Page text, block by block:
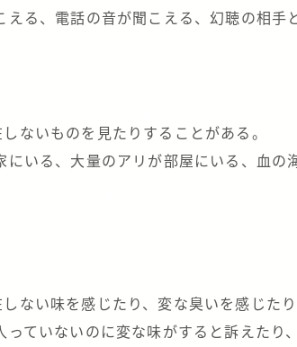
える、電話の音が聞こえる、幻聴の相手
ないものを見たりすることがある。
にいる、大量のアリが部屋にいる、血の
ない味を感じたり、変な臭いを感じたり
っていないのに変な味がすると訴えたり